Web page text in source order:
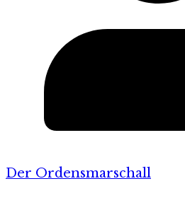
Der Ordensmarschall